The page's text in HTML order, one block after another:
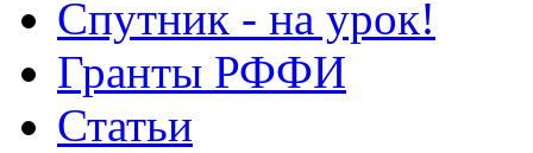
Спутник - на урок!
Гранты РФФИ
Статьи